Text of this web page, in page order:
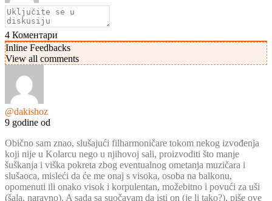
4 Коментари
Inline Feedbacks
View all comments
@dakishoz
9 godine od
Obično sam znao, slušajući filharmoničare tokom nekog izvođenja
koji nije u Kolarcu nego u njihovoj sali, proizvoditi što manje
šuškanja i viška pokreta zbog eventualnog ometanja muzičara i
slušaoca, misleći da će me onaj s visoka, osoba na balkonu,
opomenuti ili onako visok i korpulentan, možebitno i povući za uši
(šala, naravno). A sada sa suočavam da isti on (je li tako?), piše ove